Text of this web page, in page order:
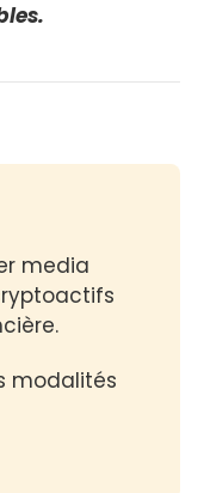
media
modalités